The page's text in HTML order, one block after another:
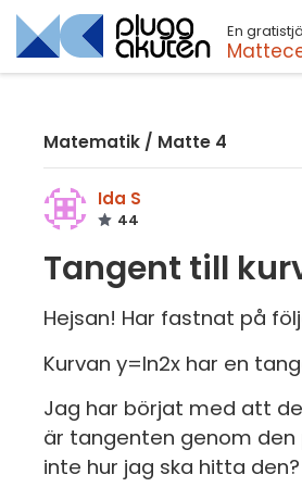
En
Matematik / Matte 4
Ida S
44
Tangent till
Hejsan! Har fastnat på
Kurvan y=ln2x har en
Jag har börjat med att
är tangenten genom
inte hur jag ska hitta
Sök